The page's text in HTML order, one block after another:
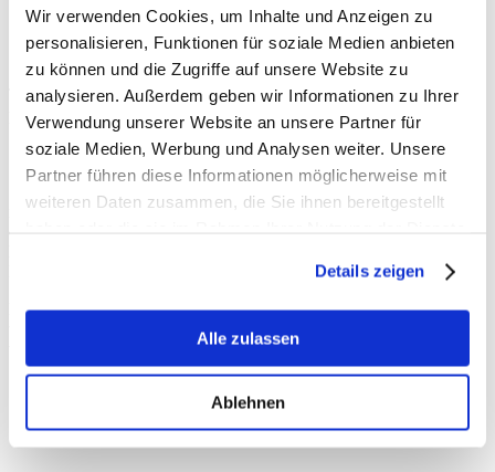
Wir verwenden Cookies, um Inhalte und Anzeigen zu
personalisieren, Funktionen für soziale Medien anbieten
zu können und die Zugriffe auf unsere Website zu
analysieren. Außerdem geben wir Informationen zu Ihrer
Verwendung unserer Website an unsere Partner für
soziale Medien, Werbung und Analysen weiter. Unsere
Partner führen diese Informationen möglicherweise mit
weiteren Daten zusammen, die Sie ihnen bereitgestellt
Details zeigen
Alle zulassen
Ablehnen
Sollte man sich schon als junger Mensch engagieren? Mit welchen
Themen beschäftigen Sie sich aktuell im Bundestag? Was tun Sie
persönlich für die Umwelt?
Solche und ähnliche Fragen haben mir gestern mehr als 80
Schülerinnen & Schüler aus derStadt Willichgestellt. Gleich drei
10. Klassen des Lise-Meitner-Gymnasiums aus Anrath waren bei
mir im Deutschen Bundestag zu Besuch. Nach einem Besuch auf
der Besuchertribüne des Plenarsaals & der Kuppel des
Herzlichen Dank für Euren Besuch & die spannenden Fragen! Ich
wünsche Euch noch eine schöne Zeit in Berlin & kommt danach
wieder gut zurück nach Hause in unseren